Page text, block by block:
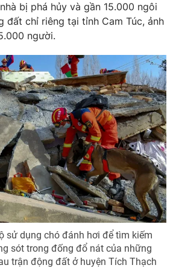
lai
Podcast
Infographic
Shorts video
VTV Thể thao
Bất động sản
bị phá hủy và gần 15.000 ngôi
đất chỉ riêng tại tỉnh Cam Túc, ảnh
người.
sử dụng chó đánh hơi để tìm kiếm
sót trong đống đổ nát của những
trận động đất ở huyện Tích Thạch